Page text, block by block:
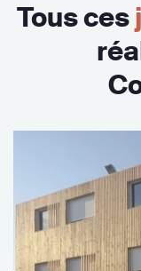
Tous ces